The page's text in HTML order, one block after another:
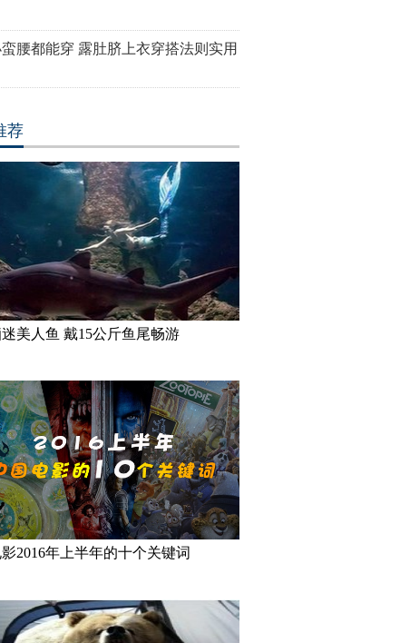
腰都能穿 露肚脐上衣穿搭法则实用
荐
美人鱼 戴15公斤鱼尾畅游
2016年上半年的十个关键词